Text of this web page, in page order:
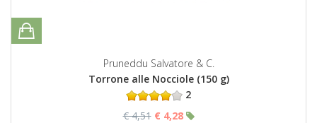
Pruneddu Salvatore & C.
Torrone alle Nocciole (150 g)
2
€ 4,51 € 4,28